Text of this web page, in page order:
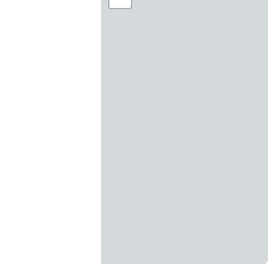
4 slaapkamers met een
3 badkamers, 1 op de begane